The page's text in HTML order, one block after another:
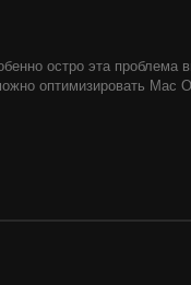
остро эта проблема
оптимизировать Mac